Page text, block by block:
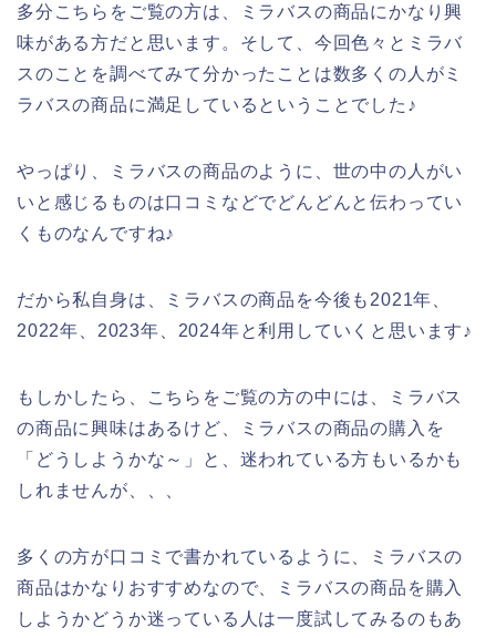
多分こちらをご覧の方は、ミラバスの商品にかなり興
味がある方だと思います。そして、今回色々とミラバ
スのことを調べてみて分かったことは数多くの人がミ
ラバスの商品に満足しているということでした♪
やっぱり、ミラバスの商品のように、世の中の人がい
いと感じるものは口コミなどでどんどんと伝わってい
くものなんですね♪
だから私自身は、ミラバスの商品を今後も2021年、
2022年、2023年、2024年と利用していくと思います♪
もしかしたら、こちらをご覧の方の中には、ミラバス
の商品に興味はあるけど、ミラバスの商品の購入を
「どうしようかな～」と、迷われている方もいるかも
しれませんが、、、
多くの方が口コミで書かれているように、ミラバスの
商品はかなりおすすめなので、ミラバスの商品を購入
しようかどうか迷っている人は一度試してみるのもあ